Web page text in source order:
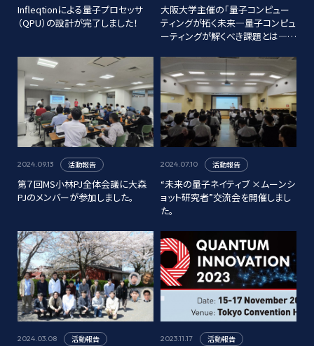
Infleqtionによる量子プロセッサ
（QPU）の設計が完了しました！
大阪大学主催の「量子コンピュー
ティングが拓く未来―量子コンピュ
ーティングが解くべき課題とは―」
2024.09.13 活動報告
第７回MS小林PJ全体会議に大森
PJのメンバーが参加しました。
2024.07.10 活動報告
“未来の量子ネイティブ ×ムーンシ
ョット研究者”交流会を開催しまし
た。
2024.03.08 活動報告 2023.11.17 活動報告